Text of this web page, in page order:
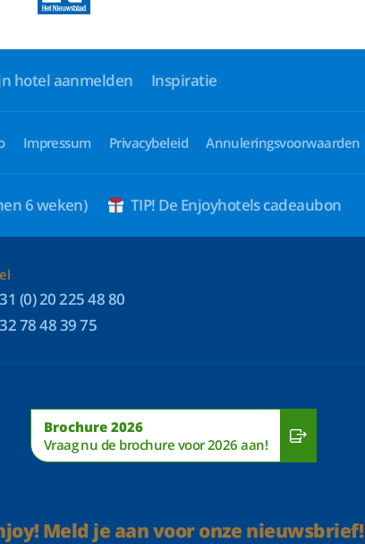
hotel aanmelden Inspiratie
Impressum Privacybeleid Annuleringsvoorwaarden
6 weken) TIP! De Enjoyhotels cadeaubon
(0) 20 225 48 80
78 48 39 75
Brochure 2026
Vraag nu de brochure voor 2026 aan!
Meld je aan voor onze nieuwsbrief!